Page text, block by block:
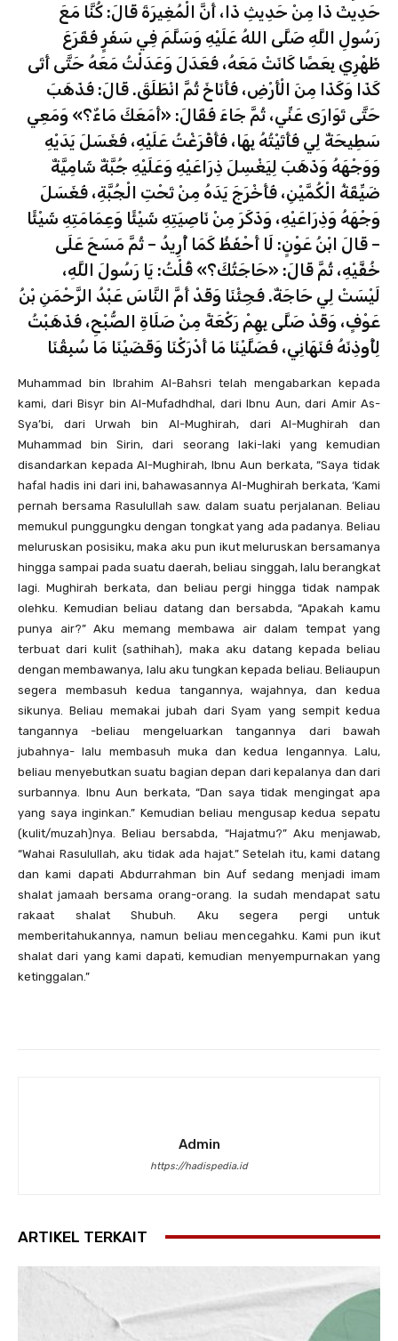
حَدِيثَ ذَا مِنْ حَدِيثِ ذَا، أَنَّ الْمُغِيرَةَ قَالَ: كُنَّا مَعَ
رَسُولِ اللَّهِ صَلَّى اللهُ عَلَيْهِ وَسَلَّمَ فِي سَفَرٍ فَقَرَعَ
ظَهْرِي بِعَصًا كَانَتْ مَعَهُ، فَعَدَلَ وَعَدَلْتُ مَعَهُ حَتَّى أَتَى
كَذَا وَكَذَا مِنَ الْأَرْضِ، فَأَنَاخَ ثُمَّ انْطَلَقَ. قَالَ: فَذَهَبَ
حَتَّى تَوَارَى عَنِّي، ثُمَّ جَاءَ فَقَالَ: «أَمَعَكَ مَاءٌ؟» وَمَعِي
سَطِيحَةٌ لِي فَأَتَيْتُهُ بِهَا، فَأَفْرَغْتُ عَلَيْهِ، فَغَسَلَ يَدَيْهِ
وَوَجْهَهُ وَذَهَبَ لِيَغْسِلَ ذِرَاعَيْهِ وَعَلَيْهِ جُبَّةٌ شَامِيَّةٌ
ضَيِّقَةُ الْكُمَّيْنِ، فَأَخْرَجَ يَدَهُ مِنْ تَحْتِ الْجُبَّةِ، فَغَسَلَ
وَجْهَهُ وَذِرَاعَيْهِ، وَذَكَرَ مِنْ نَاصِيَتِهِ شَيْئًا وَعِمَامَتِهِ شَيْئًا
– قَالَ ابْنُ عَوْنٍ: لَا أَحْفَظُ كَمَا أُرِيدُ – ثُمَّ مَسَحَ عَلَى
خُفَّيْهِ، ثُمَّ قَالَ: «حَاجَتُكَ؟» قُلْتُ: يَا رَسُولَ اللَّهِ،
لَيْسَتْ لِي حَاجَةٌ. فَجِئْنَا وَقَدْ أَمَّ النَّاسَ عَبْدُ الرَّحْمَنِ بْنُ
عَوْفٍ، وَقَدْ صَلَّى بِهِمْ رَكْعَةً مِنْ صَلَاةِ الصُّبْحِ، فَذَهَبْتُ
لِأُوذِنَهُ فَنَهَانِي، فَصَلَّيْنَا مَا أَدْرَكْنَا وَقَضَيْنَا مَا سُبِقْنَا
Muhammad bin Ibrahim Al-Bahsri telah mengabarkan kepada
kami, dari Bisyr bin Al-Mufadhdhal, dari Ibnu Aun, dari Amir As-
Sya’bi, dari Urwah bin Al-Mughirah, dari Al-Mughirah dan
Muhammad bin Sirin, dari seorang laki-laki yang kemudian
disandarkan kepada Al-Mughirah, Ibnu Aun berkata, “Saya tidak
hafal hadis ini dari ini, bahawasannya Al-Mughirah berkata, ‘Kami
pernah bersama Rasulullah saw. dalam suatu perjalanan. Beliau
memukul punggungku dengan tongkat yang ada padanya. Beliau
meluruskan posisiku, maka aku pun ikut meluruskan bersamanya
hingga sampai pada suatu daerah, beliau singgah, lalu berangkat
lagi. Mughirah berkata, dan beliau pergi hingga tidak nampak
olehku. Kemudian beliau datang dan bersabda, “Apakah kamu
punya air?” Aku memang membawa air dalam tempat yang
terbuat dari kulit (sathihah), maka aku datang kepada beliau
dengan membawanya, lalu aku tungkan kepada beliau. Beliaupun
segera membasuh kedua tangannya, wajahnya, dan kedua
sikunya. Beliau memakai jubah dari Syam yang sempit kedua
tangannya -beliau mengeluarkan tangannya dari bawah
jubahnya- lalu membasuh muka dan kedua lengannya. Lalu,
beliau menyebutkan suatu bagian depan dari kepalanya dan dari
surbannya. Ibnu Aun berkata, “Dan saya tidak mengingat apa
yang saya inginkan.” Kemudian beliau mengusap kedua sepatu
(kulit/muzah)nya. Beliau bersabda, “Hajatmu?” Aku menjawab,
“Wahai Rasulullah, aku tidak ada hajat.” Setelah itu, kami datang
dan kami dapati Abdurrahman bin Auf sedang menjadi imam
shalat jamaah bersama orang-orang. Ia sudah mendapat satu
rakaat shalat Shubuh. Aku segera pergi untuk
memberitahukannya, namun beliau mencegahku. Kami pun ikut
shalat dari yang kami dapati, kemudian menyempurnakan yang
ketinggalan.”
Admin
https://hadispedia.id
ARTIKEL TERKAIT